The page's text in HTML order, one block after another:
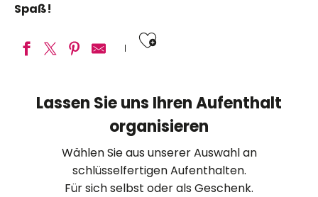
Spaß!
Ajouter aux
Château de Fougères-sur-Bièvre
Château Royal d’Amboise
Domaine Régional de Chaumont-sur-Loire
Château de Montrésor
Chateau de Troussay
Gärten des Schlosses Valmer
Lassen Sie uns Ihren Aufenthalt
organisieren
Wählen Sie aus unserer Auswahl an
schlüsselfertigen Aufenthalten.
Für sich selbst oder als Geschenk.